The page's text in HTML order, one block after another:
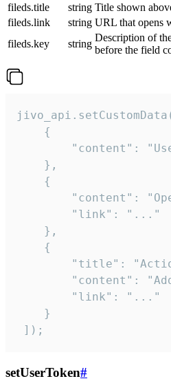
fileds.title
string Title shown
fileds.link
string URL that opens
fileds.key
string
Description of
before the field
    {
"content":
    },
    {
"content":
        "link": "..."
    },
    {
"title":
"content":
        "link": "..."
    }
]);
setUserToken#